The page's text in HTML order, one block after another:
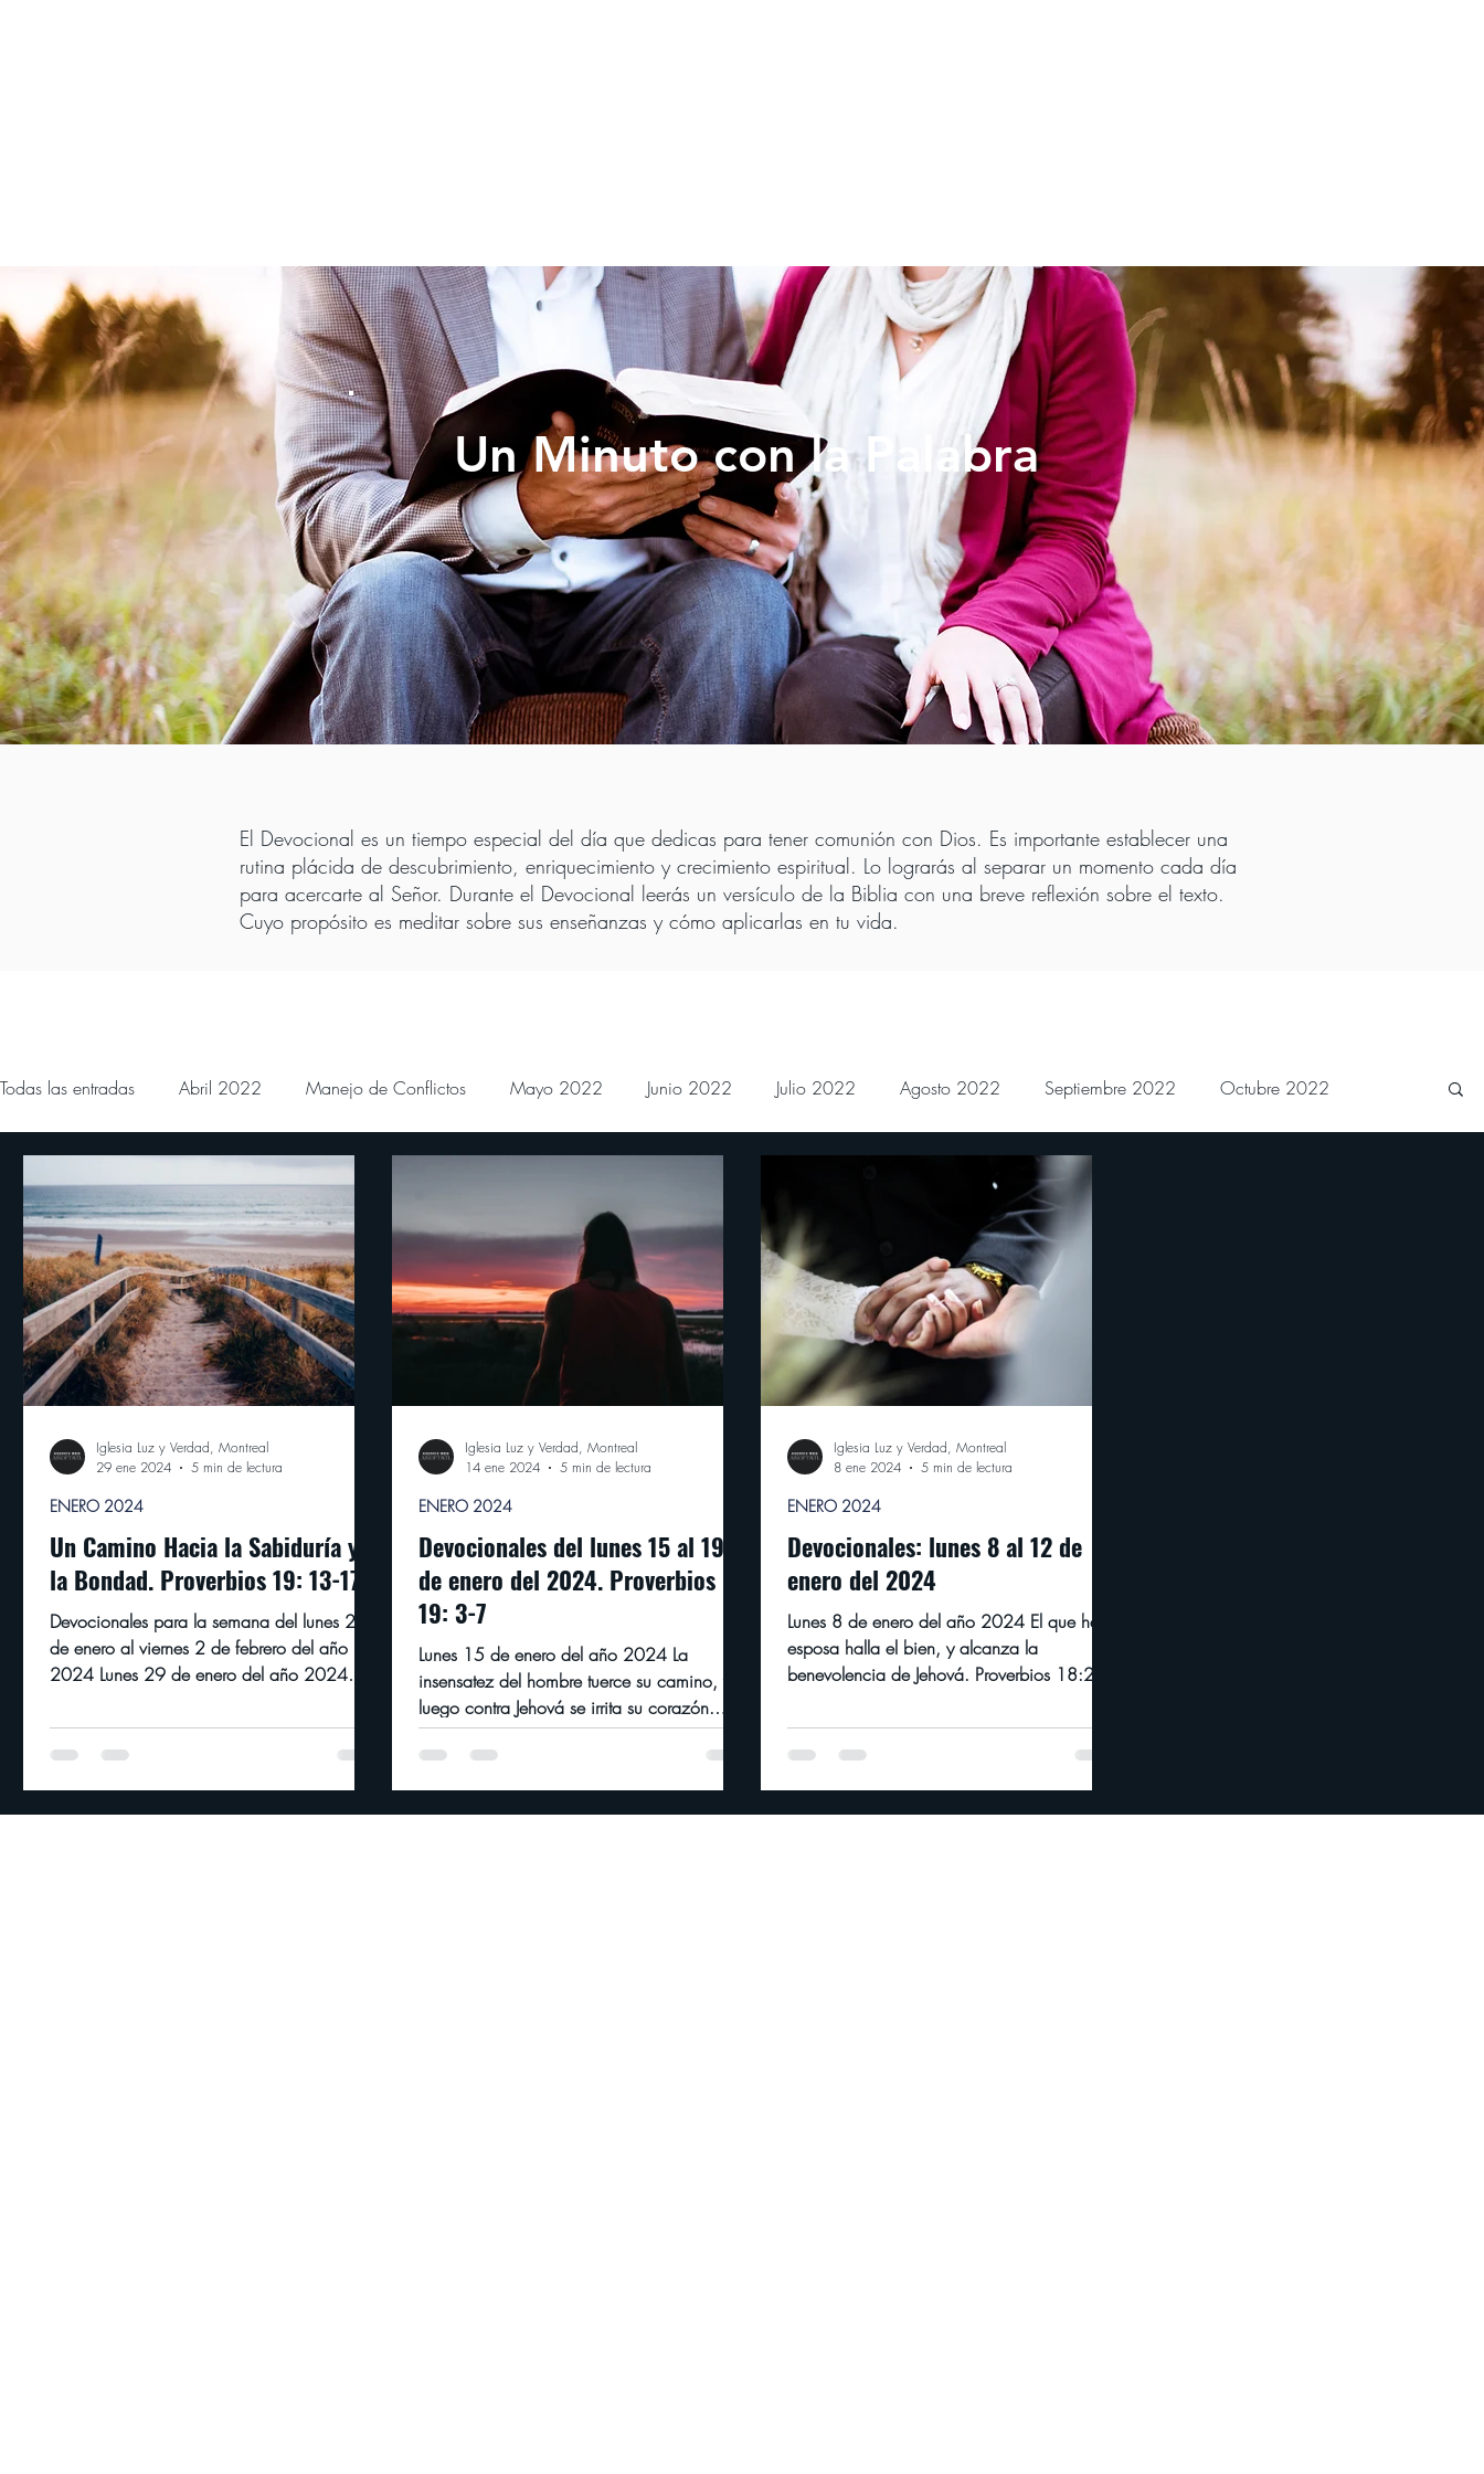
Un Minuto con la Palabra
El Devocional es un tiempo especial del día que dedicas para tener comunión con Dios. Es importante establecer una
rutina plácida de descubrimiento, enriquecimiento y crecimiento espiritual. Lo lograrás al separar un momento cada día
para acercarte al Señor. Durante el Devocional leerás un versículo de la Biblia con una breve reflexión sobre el texto.
Cuyo propósito es meditar sobre sus enseñanzas y cómo aplicarlas en tu vida.
Todas las entradas Abril 2022 Manejo de Conflictos Mayo 2022 Junio 2022 Julio 2022 Agosto 2022 Septiembre 2022 Octubre 2022
Mayo 2023 Junio 2023
Agosto 2023 Septiembre 2023 Octubre 2023 Noviembre 2023 Diciembre 2023 Enero 2024 Febrero 2024
Mayo 2024 Devocionales Junio 2024 Devocionales Julio 2024 Devocionales Agosto 2024
Un Camino Hacia la Sabiduría y
la Bondad. Proverbios 19: 13-17
Devocionales para la semana del lunes 29
de enero al viernes 2 de febrero del año
2024 Lunes 29 de enero del año 2024
ENERO 2024
Iglesia Luz y Verdad, Montreal
29 ene 2024
5 min de lectura
Devocionales del lunes 15 al 19
de enero del 2024. Proverbios
19: 3-7
Lunes 15 de enero del año 2024 La
insensatez del hombre tuerce su camino, y
luego contra Jehová se irrita su corazón.
Proverbios 19:3...
ENERO 2024
Iglesia Luz y Verdad, Montreal
14 ene 2024
5 min de lectura
Devocionales: lunes 8 al 12 de
enero del 2024
Lunes 8 de enero del año 2024 El que halla
esposa halla el bien, y alcanza la
benevolencia de Jehová. Proverbios 18:22
ENERO 2024
Iglesia Luz y Verdad, Montreal
8 ene 2024
5 min de lectura